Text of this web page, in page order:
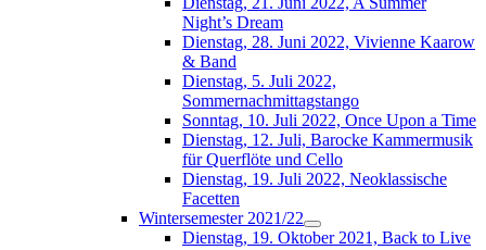
Night’s Dream
Dienstag, 28. Juni 2022, Vivienne Kaarow
& Band
Dienstag, 5. Juli 2022,
Sommernachmittagstango
Sonntag, 10. Juli 2022, Once Upon a Time
Dienstag, 12. Juli, Barocke Kammermusik
für Querflöte und Cello
Dienstag, 19. Juli 2022, Neoklassische
Facetten
Wintersemester 2021/22
Dienstag, 19. Oktober 2021, Back to Live